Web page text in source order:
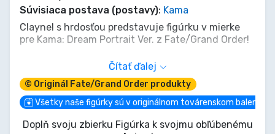
Súvisiaca postava (postavy): Kama
Claynel s hrdosťou predstavuje figúrku v mierke
pre Kama: Dream Portrait Ver. z Fate/Grand Order!
Claynel s hrdosťou predstavuje figúrku Kama:
Dream Portrait Ver. z populárnej mobilnej hry
Fate/Grand Order! Pozrite si túto trojrozmernú
Kamu, bohyňu lásky, odetú v Dream Portrait outfite
inšpirovanom regionálnymi šatami z celého sveta.
Jej roztomilosť je zdôraznená jej nevinnou a živou
Čítať ďalej
© Originál Fate/Grand Order produkty
Všetky naše figúrky sú v originálnom továrenskom balení
Doplň svoju zbierku Figúrka k svojmu obľúbenému